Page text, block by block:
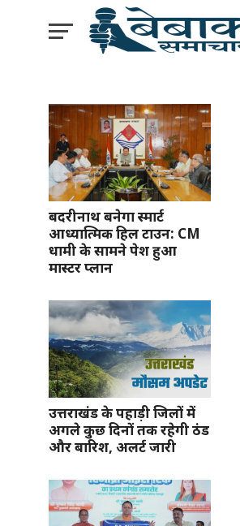
बदरीनाथ बनेगा स्मार्ट
आध्यात्मिक हिल टाउन: CM
धामी के सामने पेश हुआ
मास्टर प्लान
उत्तराखंड के पहाड़ी जिलों में
अगले कुछ दिनों तक रहेगी ठंड
और बारिश, अलर्ट जारी